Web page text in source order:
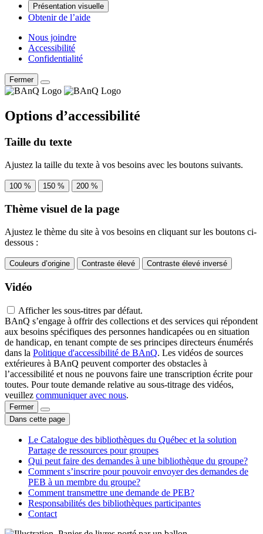
Présentation visuelle
Obtenir de l’aide
Nous joindre
Accessibilité
Confidentialité
Fermer
Options d’accessibilité
Taille du texte
Ajustez la taille du texte à vos besoins avec les boutons suivants.
100 % 150 % 200 %
Thème visuel de la page
Ajustez le thème du site à vos besoins en cliquant sur les boutons ci-
dessous :
Couleurs d’origine Contraste élevé Contraste élevé inversé
Vidéo
Afficher les sous-titres par défaut.
BAnQ s’engage à offrir des collections et des services qui répondent
aux besoins spécifiques des personnes handicapées ou en situation
de handicap, en tenant compte de ses principes directeurs énumérés
dans la Politique d'accessibilité de BAnQ. Les vidéos de sources
extérieures à BAnQ peuvent comporter des obstacles à
l’accessibilité et nous ne pouvons faire une transcription écrite pour
toutes. Pour toute demande relative au sous-titrage des vidéos,
veuillez communiquer avec nous.
Fermer
Dans cette page
Le Catalogue des bibliothèques du Québec et la solution
Partage de ressources pour groupes
Qui peut faire des demandes à une bibliothèque du groupe?
Comment s’inscrire pour pouvoir envoyer des demandes de
PEB à un membre du groupe?
Comment transmettre une demande de PEB?
Responsabilités des bibliothèques participantes
Contact